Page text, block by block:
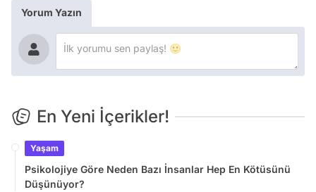
Yorum Yazın
En Yeni İçerikler!
Yaşam
Psikolojiye Göre Neden Bazı İnsanlar Hep En Kötüsünü
Düşünüyor?